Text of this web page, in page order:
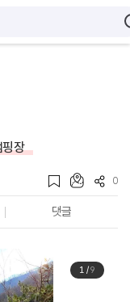
장
0
댓글
1/9